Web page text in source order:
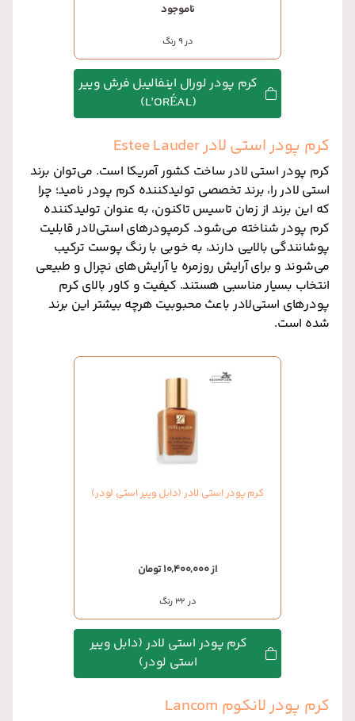
ناموجود
در 9 رنگ
کرم پودر لورال اینفالیبل فرش وییر
(L’ORÉAL)
کرم پودر استی لادر Estee Lauder
کرم پودر استی لادر ساخت کشور آمریکا است. می‌توان برند
استی لادر را، برند تخصصی تولیدکننده‌ کرم پودر نامید؛ چرا
که این برند از زمان تاسیس تاکنون، به عنوان تولیدکننده‌
کرم پودر شناخته می‌شود. کرمپودرهای استی‌لادر قابلیت
پوشانندگی بالایی دارند، به خوبی با رنگ پوست ترکیب
می‌شوند و برای آرایش روزمره یا آرایش‌های نچرال و طبیعی
انتخاب بسیار مناسبی هستند. کیفیت و کاور بالای کرم
پودرهای استی‌لادر باعث محبوبیت هرچه بیشتر این برند
شده است.
کرم پودر استی لادر (دابل وییر استی لودر)
از 10,400,000 تومان
در 32 رنگ
کرم پودر استی لادر (دابل وییر
استی لودر)
کرم پودر لانکوم Lancom